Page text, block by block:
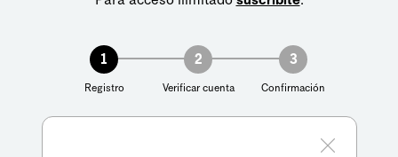
1
Registro
2
Verificar cuenta
3
Confirmación